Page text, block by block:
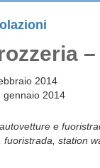
2014
gennaio 2014
e
station